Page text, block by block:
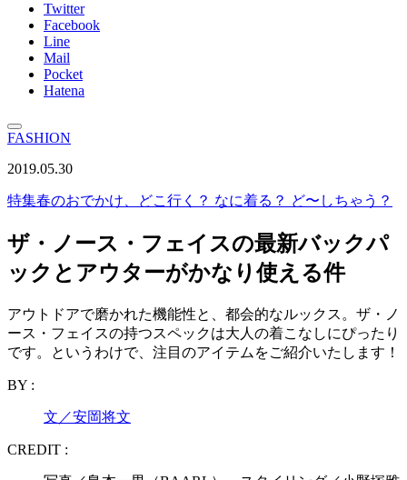
Twitter
Facebook
Line
Mail
Pocket
Hatena
FASHION
2019.05.30
特集春のおでかけ、どこ行く？ なに着る？ ど〜しちゃう？
ザ・ノース・フェイスの最新バックパ
ックとアウターがかなり使える件
アウトドアで磨かれた機能性と、都会的なルックス。ザ・ノ
ース・フェイスの持つスペックは大人の着こなしにぴったり
です。というわけで、注目のアイテムをご紹介いたします！
BY :
文／安岡将文
CREDIT :